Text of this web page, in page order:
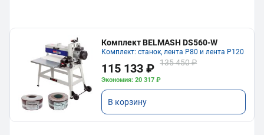
Комплект BELMASH DS560-W
Комплект: станок, лента P80 и лента P120
115 133 ₽ 135 450 ₽
Экономия: 20 317 ₽
В корзину